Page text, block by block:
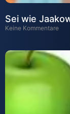
Sei wie
Keine Kommentare